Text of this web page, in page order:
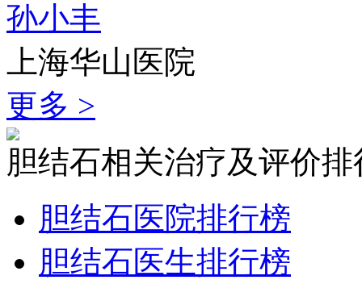
孙小丰
上海华山医院
更多 >
胆结石相关治疗及评价排
胆结石医院排行榜
胆结石医生排行榜